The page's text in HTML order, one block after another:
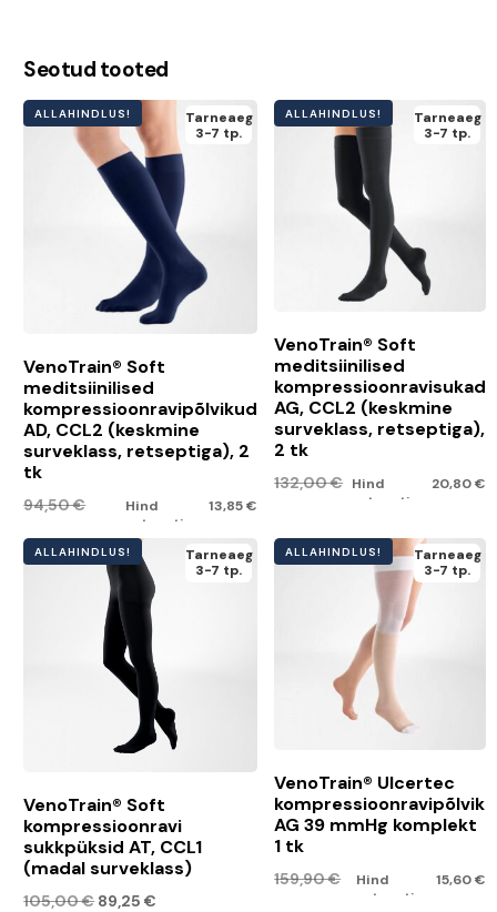
Seotud tooted
ALLAHINDLUS!
Tarneaeg
3-7 tp.
VenoTrain® Soft
meditsiinilised
kompressioonravipõlvikud
AD, CCL2 (keskmine
surveklass, retseptiga), 2
tk
94,50€
80,35€
Hind
retseptiga:
13,85€
Vali
ALLAHINDLUS!
Tarneaeg
3-7 tp.
VenoTrain® Soft
meditsiinilised
kompressioonravisukad
AG, CCL2 (keskmine
surveklass, retseptiga),
2 tk
132,00€ Hind
retseptiga:
20,80€
Vali
ALLAHINDLUS!
Tarneaeg
3-7 tp.
VenoTrain® Soft
kompressioonravi
sukkpüksid AT, CCL1
(madal surveklass)
105,00€ 89,25€
ALLAHINDLUS!
Tarneaeg
3-7 tp.
VenoTrain® Ulcertec
kompressioonravipõlvik
AG 39 mmHg komplekt
1 tk
159,90€
Hind
retseptiga:
15,60€